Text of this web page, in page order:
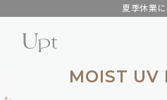
夏季休業
MOIST UV